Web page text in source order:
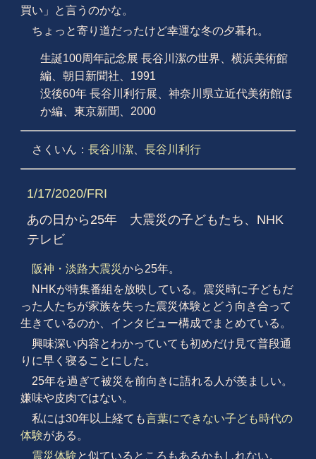
買い」と言うのかな。
ちょっと寄り道だったけど幸運な冬の夕暮れ。
生誕100周年記念展 長谷川潔の世界、横浜美術館
編、朝日新聞社、1991
没後60年 長谷川利行展、神奈川県立近代美術館ほ
か編、東京新聞、2000
さくいん： 長谷川潔、 長谷川利行
1/17/2020/FRI
あの日から25年 大震災の子どもたち、NHK
テレビ
阪神・淡路大震災から25年。
NHKが特集番組を放映している。震災時に子どもだ
った人たちが家族を失った震災体験とどう向き合って
生きているのか、インタビュー構成でまとめている。
興味深い内容とわかっていても初めだけ見て普段通
りに早く寝ることにした。
25年を過ぎて被災を前向きに語れる人が羨ましい。
嫌味や皮肉ではない。
私には30年以上経ても言葉にできない子ども時代の
体験がある。
震災体験と似ているところもあるかもしれない。